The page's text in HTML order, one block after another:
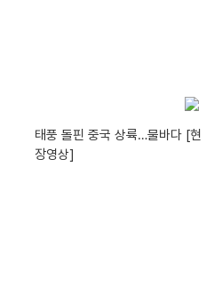
태풍 돌핀 중국 상륙…물바다 [현
장영상]